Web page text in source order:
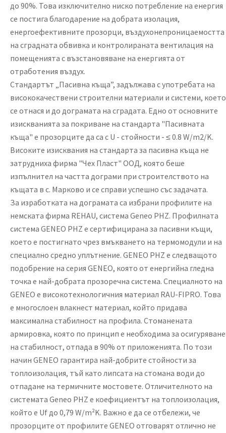
до 90%. Това изключително ниско потребление на енергия
се постига благодарение на добрата изолация,
енергоефективните прозорци, въздухонепроницаемостта
на сградната обвивка и контролираната вентилация на
помещенията с възстановяване на енергията от
отработения въздух.
Стандартът „Пасивна къща”, задължава с употребата на
висококачествени строителни материали и системи, което
се отнася и до дограмата на сградата. Едно от основните
изискванията за покриване на стандарта "Пасивната
къща" е прозорците да са с U - стойности - ≤ 0.8 W/m2/K.
Високите изисквания на стандарта за пасивна къща не
затрудниха фирма "Чех Пласт" ООД, която беше
изпълнител на частта дограми при строителството на
къщата в с. Марково и се справи успешно със задачата.
За изработката на дограмата са избрани профилите на
немската фирма REHAU, система Geneo PHZ. Профилната
система GENEO PHZ е сертифицирана за пасивни къщи,
което е постигнато чрез вмъкването на термомодули и на
специално средно уплътнение. GENEO PHZ е следващото
подобрение на серия GENEO, която от енергийна гледна
точка е най-добрата прозоречна система. Специалното на
GENEO е високотехнологичния материал RAU-FIPRO. Това
е многослоен влакнест материал, който придава
максимална стабилност на профила. Стоманената
армировка, която по принцип е необходима за осигуряване
на стабилност, отпада в 90% от приложенията. По този
начин GENEO гарантира най-добрите стойности за
топлоизолация, тъй като липсата на стомана води до
отпадане на термичните мостовете. Отличителното на
системата Geneo PHZ е коефициентът на топлоизолация,
който е Uf до 0,79 W/m²K. Важно е да се отбележи, че
прозорците от профилите GENEO отговарят отлично не